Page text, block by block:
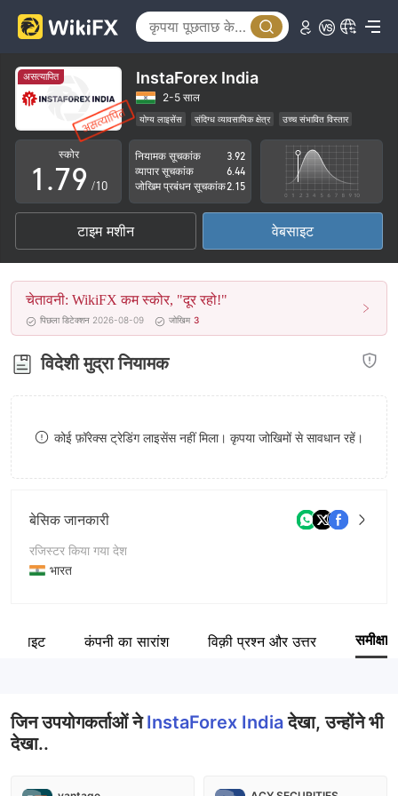
असत्यापित InstaForex India
2-5 साल
योग्य लाइसेंस संदिग्ध व्यावसायिक क्षेत्र उच्च संभावित विस्तार
स्कोर
0
1
2
3
4
5
6
7
8
.
3
4
5
6
7
8
9
5
6
7
8
9 /10
नियामक सूचकांक
3.92
व्यापार सूचकांक
6.44
जोखिम प्रबंधन सूचकांक2.15
टाइम मशीन वेबसाइट
चेतावनी: WikiFX कम स्कोर, "दूर रहो!"
पिछला डिटेक्शन 2026-08-09 जोखिम 3
विदेशी मुद्रा नियामक
कोई फ़ॉरेक्स ट्रेडिंग लाइसेंस नहीं मिला। कृपया जोखिमों से सावधान रहें।
बेसिक जानकारी
रजिस्टर किया गया देश
भारत
कंपनी का नाम
वेबसाइट कंपनी का सारांश विक़ी प्रश्न और उत्तर समीक्षा
जिन उपयोगकर्ताओं नेInstaForex Indiaदेखा, उन्होंने भी
देखा..